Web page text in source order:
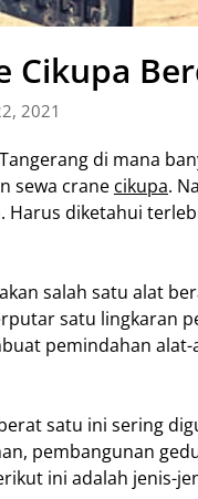
Cikupa
2021
di mana
sewa crane cikupa.
Harus diketahui
salah satu alat
satu lingkaran
pemindahan
satu ini sering
pembangunan
ini adalah jenis-